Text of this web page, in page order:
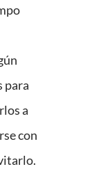
para
a
con